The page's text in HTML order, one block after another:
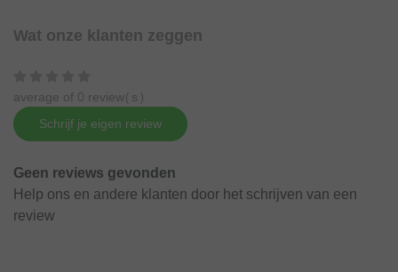
Wat onze klanten zeggen
average of 0 review(s)
Schrijf je eigen review
Geen reviews gevonden
Help ons en andere klanten door het schrijven van een
review